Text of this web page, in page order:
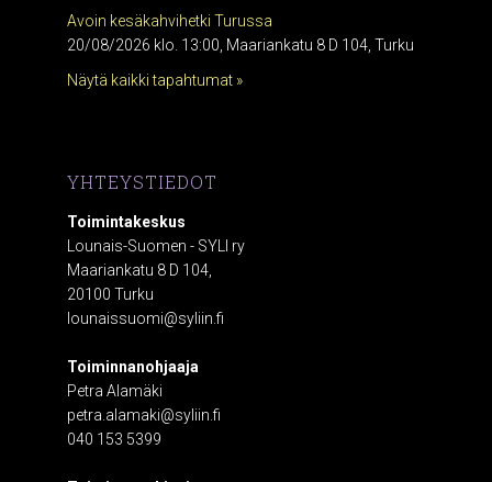
Avoin kesäkahvihetki Turussa
20/08/2026 klo. 13:00, Maariankatu 8 D 104, Turku
Näytä kaikki tapahtumat »
YHTEYSTIEDOT
Toimintakeskus
Lounais-Suomen - SYLI ry
Maariankatu 8 D 104,
20100 Turku
lounaissuomi@syliin.fi
Toiminnanohjaaja
Petra Alamäki
petra.alamaki@syliin.fi
040 153 5399